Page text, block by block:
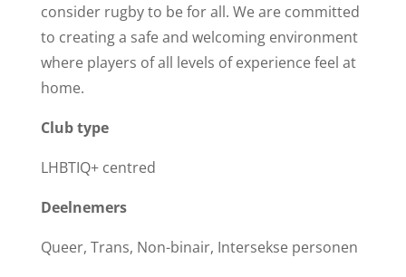
consider rugby to be for all. We are committed
to creating a safe and welcoming environment
where players of all levels of experience feel at
home.
Club type
LHBTIQ+ centred
Deelnemers
Queer, Trans, Non-binair, Intersekse personen